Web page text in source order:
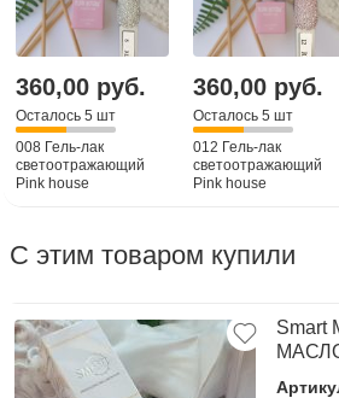
360,00 руб.
Осталось 5 шт
008 Гель-лак
светоотражающий
Pink house
360,00 руб.
Осталось 5 шт
012 Гель-лак
светоотражающий
Pink house
С этим товаром купили